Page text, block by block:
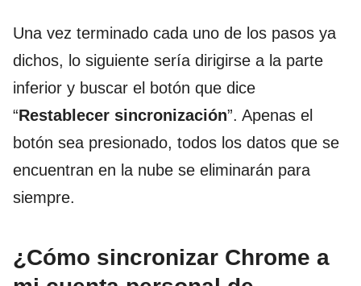
Una vez terminado cada uno de los pasos ya
dichos, lo siguiente sería dirigirse a la parte
inferior y buscar el botón que dice
“Restablecer sincronización”. Apenas el
botón sea presionado, todos los datos que se
encuentran en la nube se eliminarán para
siempre.
¿Cómo sincronizar Chrome a